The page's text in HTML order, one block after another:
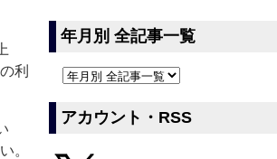
利
。
年月別 全記事一覧
アカウント・RSS